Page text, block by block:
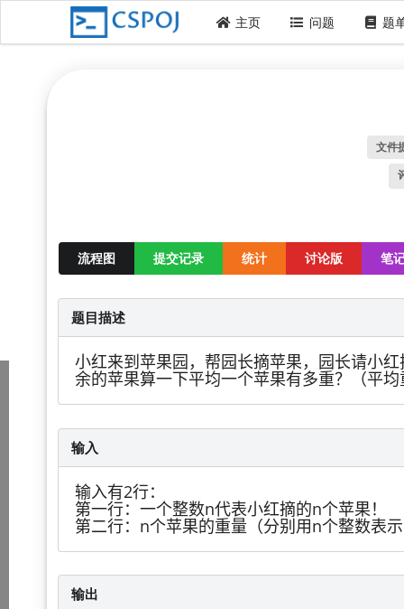
主页 问题 题
文件
流程图 提交记录 统计 讨论版 笔
题目描述
小红来到苹果园，帮园长摘苹果，园长请小
余的苹果算一下平均一个苹果有多重？（平
输入
输入有2行：
第一行：一个整数n代表小红摘的n个苹果！
第二行：n个苹果的重量（分别用n个整数表
输出